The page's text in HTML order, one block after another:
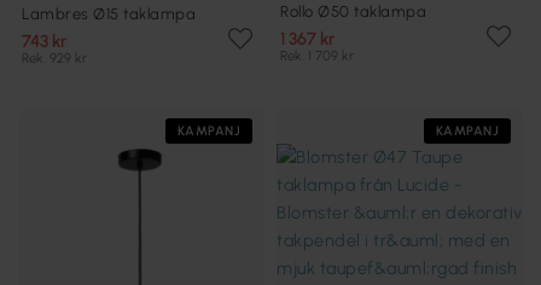
Lambres Ø15 taklampa
743 kr
Rek. 929 kr
Rollo Ø50 taklampa
1 367 kr
Rek. 1 709 kr
KAMPANJ KAMPANJ